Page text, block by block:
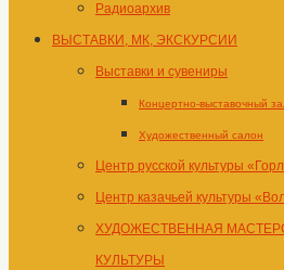
Радиоархив
ВЫСТАВКИ, МК, ЭКСКУРСИИ
Выставки и сувениры
Концертно-выставочный
Художественный салон
Центр русской культуры
Центр казачьей культуры
ХУДОЖЕСТВЕННАЯ
КУЛЬТУРЫ